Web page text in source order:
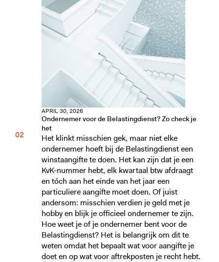
APRIL 30, 2026
Ondernemer voor de Belastingdienst? Zo check je
het
Het klinkt misschien gek, maar niet elke
ondernemer hoeft bij de Belastingdienst een
winstaangifte te doen. Het kan zijn dat je een
KvK-nummer hebt, elk kwartaal btw afdraagt
en tóch aan het einde van het jaar een
particuliere aangifte moet doen. Of juist
andersom: misschien verdien je geld met je
hobby en blijk je officieel ondernemer te zijn.
Hoe weet je of je ondernemer bent voor de
Belastingdienst? Het is belangrijk om dit te
weten omdat het bepaalt wat voor aangifte je
doet en op wat voor aftrekposten je recht hebt.